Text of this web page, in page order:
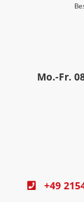
Mo.-Fr.
+49